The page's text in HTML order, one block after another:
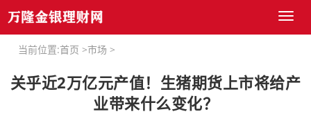
Toggle
当前位置:首页 >市场 >
关乎近2万亿元产值！生猪期货上市将给产
业带来什么变化？